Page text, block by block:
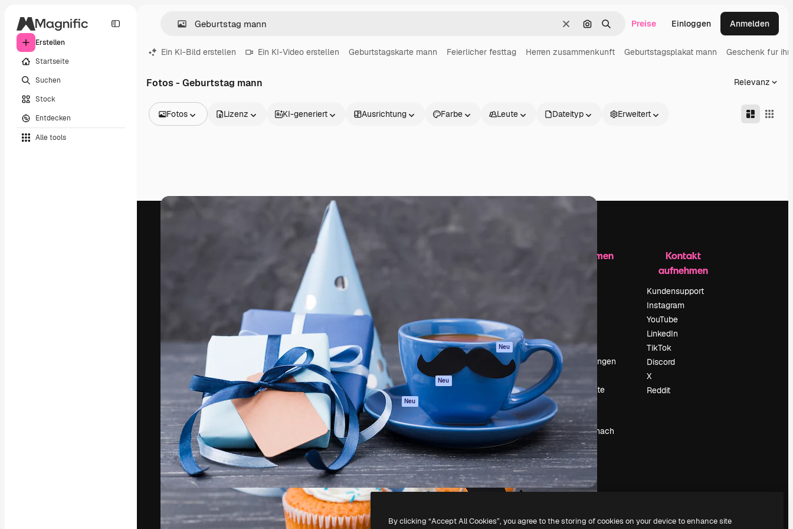
Erstellen
Startseite
Suchen
Stock
Entdecken
Alle tools
LöschenNach Bild suchen
SuchenPreise Einloggen Anmelden
Ein KI-Bild erstellen Ein KI-Video erstellen Geburtstagskarte mann Feierlicher festtag Herren zusammenkunft Geburtstagsplakat mann Geschenk fur ihn
Fotos - Geburtstag mann Relevanz
Fotos
Videos
Filmmaterial
Lizenz KI-generiert Ausrichtung Farbe Leute Dateityp Erweitert
Die kreative Plattform, um deine beste
Arbeit zu verwirklichen. Mehr als 1 Million
Abonnenten unter Kreativen, Unternehmen,
Agenturen und Studios.
Deutsch
KI-Videogenerator
KI-
Stimmengenerator
Stock-Inhalte
MCP für
Claude/ChatGPT
Neu
Agenten Neu
API
Mobile App
Alle Magnific-Tools
AGB
Datenschutzerklärung
Originale Neu
Cookie-Richtlinie
Vertrauenszentrum
Unternehmen
Unternehmen
Blog
Veranstaltungen
Slidesgo
Deine Inhalte
verkaufen
Pressesaal
Suchst du nach
magnific.ai
Kontakt
aufnehmen
Kundensupport
Instagram
YouTube
LinkedIn
TikTok
Discord
X
Reddit
Copyright © 2010- 2026 Freepik Company S.L.U. Alle Rechte vorbehalten
By clicking “Accept All Cookies”, you agree to the storing of cookies on your device to enhance site